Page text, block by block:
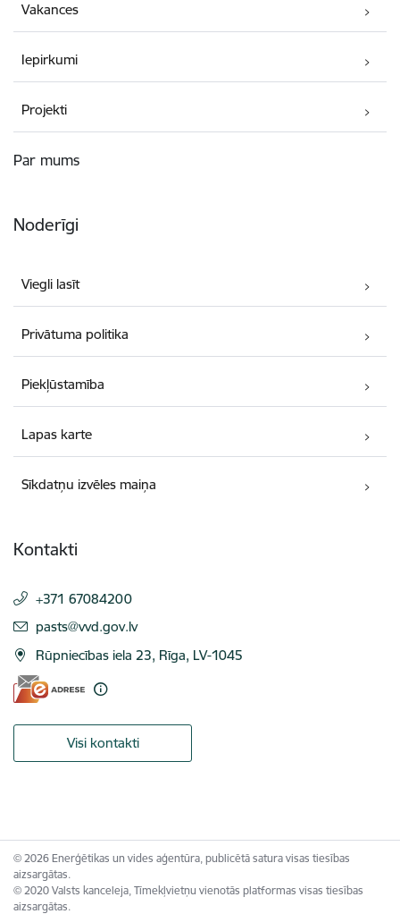
Vakances
Iepirkumi
Projekti
Par mums
Noderīgi
Viegli lasīt
Privātuma politika
Piekļūstamība
Lapas karte
Sīkdatņu izvēles maiņa
Kontakti
+371 67084200
E-pasts:
pasts@vvd.gov.lv
Rūpniecības iela 23, Rīga, LV-1045
Visi kontakti
© 2026 Enerģētikas un vides aģentūra, publicētā satura visas tiesības
aizsargātas.
© 2020 Valsts kanceleja, Tīmekļvietņu vienotās platformas visas tiesības
aizsargātas.